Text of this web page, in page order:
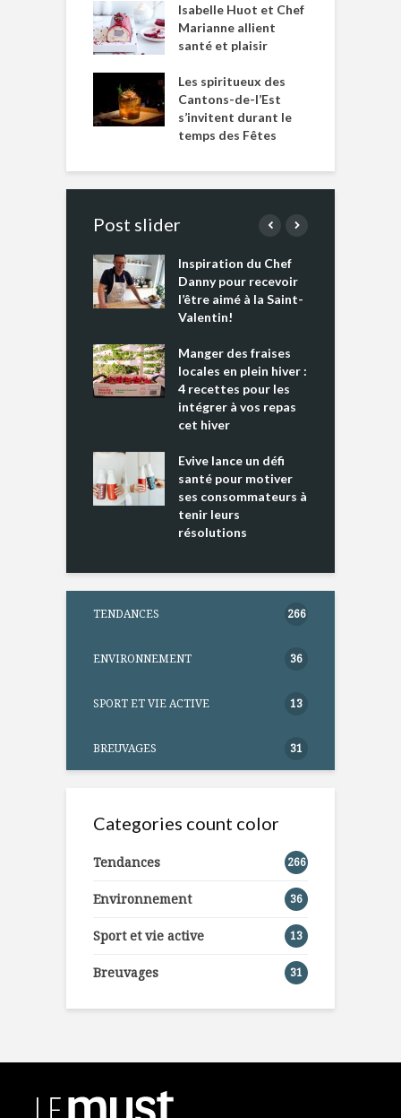
Isabelle Huot et Chef
Marianne allient
santé et plaisir
Les spiritueux des
Cantons-de-l’Est
s’invitent durant le
temps des Fêtes
Post slider
Inspiration du Chef
Danny pour recevoir
l’être aimé à la Saint-
Valentin!
Manger des fraises
locales en plein hiver :
4 recettes pour les
intégrer à vos repas
cet hiver
Evive lance un défi
santé pour motiver
ses consommateurs à
tenir leurs
résolutions
TENDANCES 266
ENVIRONNEMENT 36
SPORT ET VIE ACTIVE 13
BREUVAGES 31
Categories count color
Tendances 266
Environnement 36
Sport et vie active 13
Breuvages 31